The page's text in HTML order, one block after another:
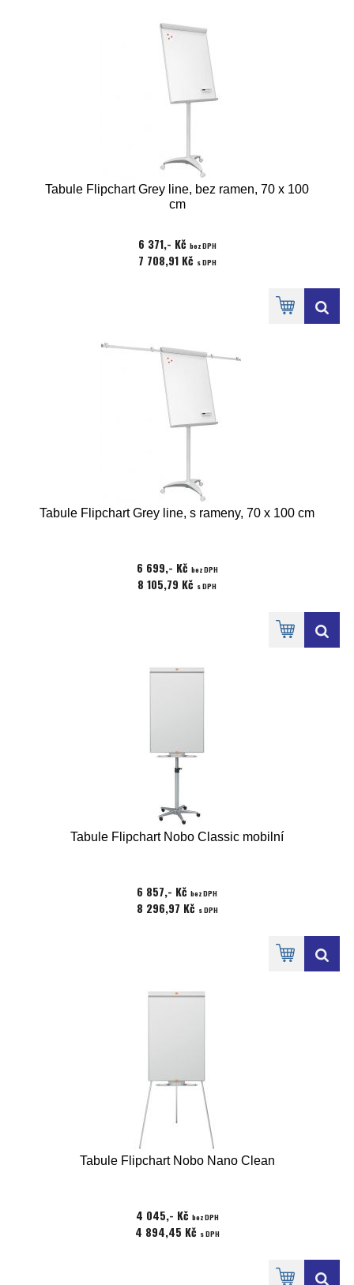
Tabule Flipchart Grey line, bez ramen, 70 x 100
cm
6 371,- Kč bez DPH
7 708,91 Kč s DPH
Tabule Flipchart Grey line, s rameny, 70 x 100 cm
6 699,- Kč bez DPH
8 105,79 Kč s DPH
Tabule Flipchart Nobo Classic mobilní
6 857,- Kč bez DPH
8 296,97 Kč s DPH
Tabule Flipchart Nobo Nano Clean
4 045,- Kč bez DPH
4 894,45 Kč s DPH